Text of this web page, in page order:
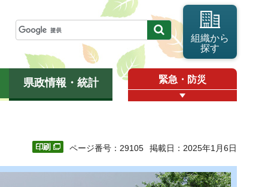
組織から
探す
県政情報・統計 緊急・防災
ページ番号：29105 掲載日：2025年1月6日